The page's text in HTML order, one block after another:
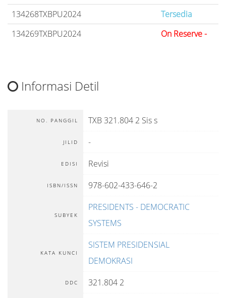
134268TXBPU2024
Tersedia
134269TXBPU2024
On Reserve -
Informasi Detil
NO. PANGGIL TXB 321.804 2 Sis s
JILID -
EDISI Revisi
ISBN/ISSN 978-602-433-646-2
SUBYEK
PRESIDENTS - DEMOCRATIC
SYSTEMS
KATA KUNCI
SISTEM PRESIDENSIAL
DEMOKRASI
DDC 321.804 2